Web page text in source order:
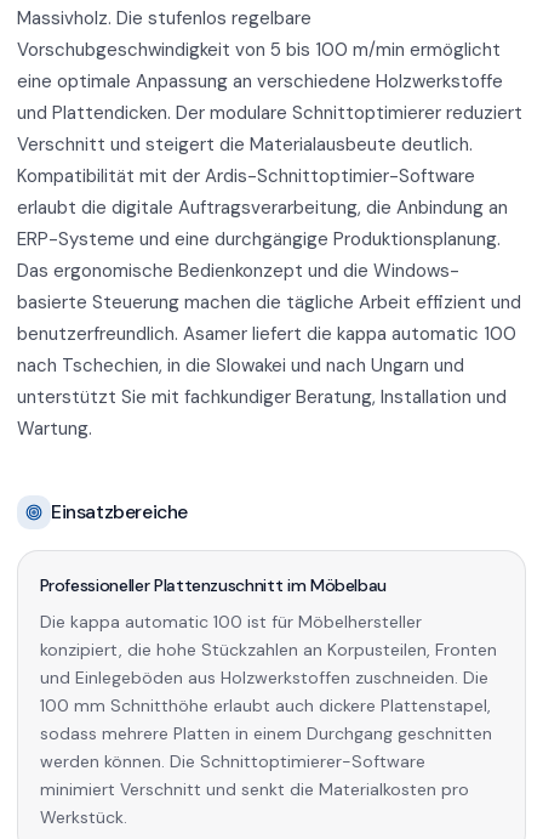
Massivholz. Die stufenlos regelbare
Vorschubgeschwindigkeit von 5 bis 100 m/min ermöglicht
eine optimale Anpassung an verschiedene Holzwerkstoffe
und Plattendicken. Der modulare Schnittoptimierer reduziert
Verschnitt und steigert die Materialausbeute deutlich.
Kompatibilität mit der Ardis-Schnittoptimier-Software
erlaubt die digitale Auftragsverarbeitung, die Anbindung an
ERP-Systeme und eine durchgängige Produktionsplanung.
Das ergonomische Bedienkonzept und die Windows-
basierte Steuerung machen die tägliche Arbeit effizient und
benutzerfreundlich. Asamer liefert die kappa automatic 100
nach Tschechien, in die Slowakei und nach Ungarn und
unterstützt Sie mit fachkundiger Beratung, Installation und
Wartung.
Einsatzbereiche
Professioneller Plattenzuschnitt im Möbelbau
Die kappa automatic 100 ist für Möbelhersteller
konzipiert, die hohe Stückzahlen an Korpusteilen, Fronten
und Einlegeböden aus Holzwerkstoffen zuschneiden. Die
100 mm Schnitthöhe erlaubt auch dickere Plattenstapel,
sodass mehrere Platten in einem Durchgang geschnitten
werden können. Die Schnittoptimierer-Software
minimiert Verschnitt und senkt die Materialkosten pro
Werkstück.